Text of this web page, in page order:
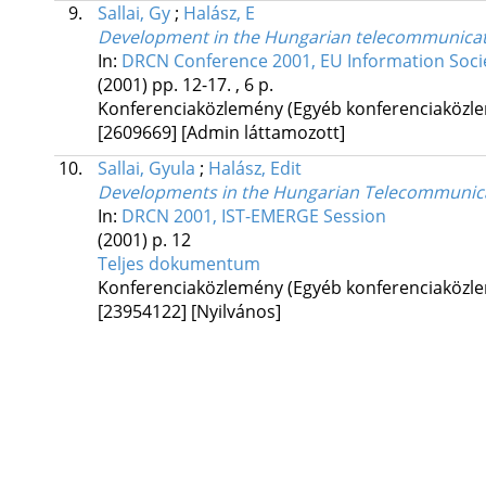
9.
Sallai, Gy; Halász, E
Development in the Hungarian
In: DRCN Conference 2001, EU Information
(2001) pp. 12-17. , 6 p.
Konferenciaközlemény (Egyéb
[2609669] [Admin láttamozott]
10.
Sallai, Gyula ; Halász, Edit
Developments in the Hungarian
In: DRCN 2001, IST-EMERGE Session
(2001) p. 12
Teljes dokumentum
Konferenciaközlemény (Egyéb
[23954122] [Nyilvános]